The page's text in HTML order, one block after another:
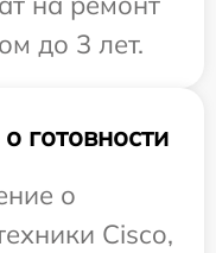
до 3 лет.
готовности
о
Cisco,